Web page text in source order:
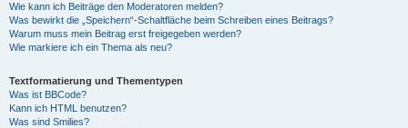
Wie kann ich Beiträge den Moderatoren melden?
Was bewirkt die „Speichern“-Schaltfläche beim Schreiben eines Beitrags?
Warum muss mein Beitrag erst freigegeben werden?
Wie markiere ich ein Thema als neu?
Textformatierung und Thementypen
Was ist BBCode?
Kann ich HTML benutzen?
Was sind Smilies?